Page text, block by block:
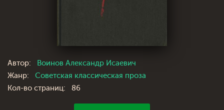
Автор:
Воинов Александр Исаевич
Жанр:
Советская классическая проза
Кол-во страниц:
86